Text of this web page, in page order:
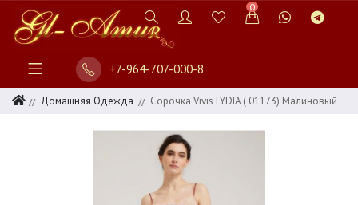
0
+7-964-707-000-8
Домашняя Одежда Сорочка Vivis LYDIA ( 01173) Малиновый